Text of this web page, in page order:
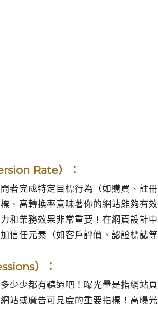
Rate）：
者完成特定目標行為（如購買、註
。高轉換率意味著你的網站能夠有
和業務效果非常重要！在網頁設計
加信任元素（如客戶評價、認證標誌
）：
少少都有聽過吧！曝光量是指網站
站或廣告可見度的重要指標！高曝